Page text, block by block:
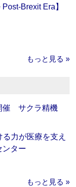
Brexit Era】
もっと見る »
催 サクラ精機
力が医療を支え
ター
もっと見る »